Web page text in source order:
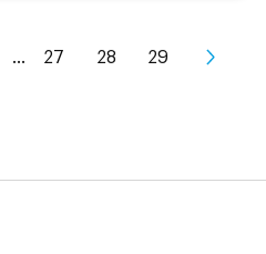
… 27 28 29